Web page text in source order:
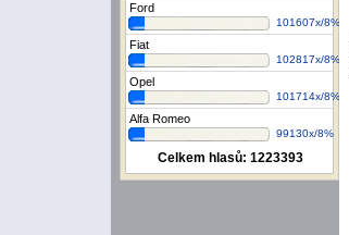
Ford
101607x/8%
Fiat
102817x/8%
Opel
101714x/8%
Alfa Romeo
99130x/8%
Celkem hlasů: 1223393